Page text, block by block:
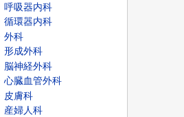
呼吸器内科
循環器内科
外科
形成外科
脳神経外科
心臓血管外科
皮膚科
産婦人科